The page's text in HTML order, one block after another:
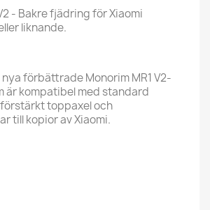
- Bakre fjädring för Xiaomi
liknande.
förbättrade Monorim MR1 V2-
är kompatibel med standard
toppaxel och
till kopior av Xiaomi.